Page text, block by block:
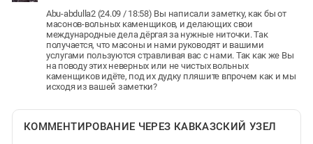
Abu-abdulla2 (24.09 / 18:58) Вы написали заметку, как бы от
масонов-вольных каменщиков, и делающих свои
международные дела дёргая за нужные ниточки. Так
получается, что масоны и нами руководят и вашими
услугами пользуются стравливая вас с нами. Так как же Вы
на поводу этих неверных или не чистых вольных
каменщиков идёте, под их дудку пляшите впрочем как и мы
исходя из вашей заметки?
КОММЕНТИРОВАНИЕ ЧЕРЕЗ КАВКАЗСКИЙ УЗЕЛ